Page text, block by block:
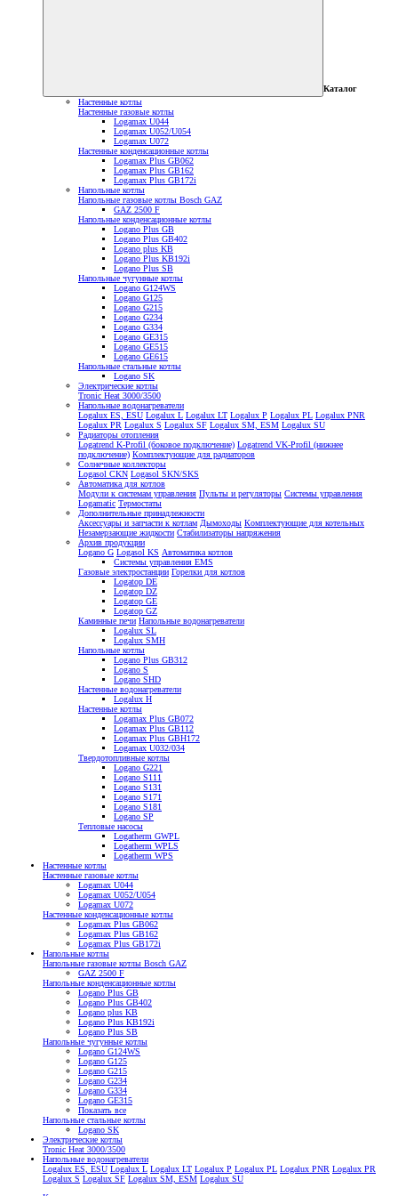
Каталог
Настенные котлы
Настенные газовые котлы
Logamax U044
Logamax U052/U054
Logamax U072
Настенные конденсационные котлы
Logamax Plus GB062
Logamax Plus GB162
Logamax Plus GB172i
Напольные котлы
Напольные газовые котлы Bosch GAZ
GAZ 2500 F
Напольные конденсационные котлы
Logano Plus GB
Logano Plus GB402
Logano plus KB
Logano Plus KB192i
Logano Plus SB
Напольные чугунные котлы
Logano G124WS
Logano G125
Logano G215
Logano G234
Logano G334
Logano GE315
Logano GE515
Logano GE615
Напольные стальные котлы
Logano SK
Электрические котлы
Tronic Heat 3000/3500
Напольные водонагреватели
Logalux ES, ESU Logalux L Logalux LT Logalux P Logalux PL Logalux PNR
Logalux PR Logalux S Logalux SF Logalux SM, ESM Logalux SU
Радиаторы отопления
Logatrend K-Profil (боковое подключение) Logatrend VK-Profil (нижнее
подключение) Комплектующие для радиаторов
Солнечные коллекторы
Logasol CKN Logasol SKN/SKS
Автоматика для котлов
Модули к системам управления Пульты и регуляторы Системы управления
Logamatic Термостаты
Дополнительные принадлежности
Аксессуары и запчасти к котлам Дымоходы Комплектующие для котельных
Незамерзающие жидкости Стабилизаторы напряжения
Архив продукции
Logano G Logasol KS Автоматика котлов
Системы управления EMS
Газовые электростанции Горелки для котлов
Logatop DE
Logatop DZ
Logatop GE
Logatop GZ
Каминные печи Напольные водонагреватели
Logalux SL
Logalux SMH
Напольные котлы
Logano Plus GB312
Logano S
Logano SHD
Настенные водонагреватели
Logalux H
Настенные котлы
Logamax Plus GB072
Logamax Plus GB112
Logamax Plus GBH172
Logamax U032/034
Твердотопливные котлы
Logano G221
Logano S111
Logano S131
Logano S171
Logano S181
Logano SP
Тепловые насосы
Logatherm GWPL
Logatherm WPLS
Logatherm WPS
Настенные котлы
Настенные газовые котлы
Logamax U044
Logamax U052/U054
Logamax U072
Настенные конденсационные котлы
Logamax Plus GB062
Logamax Plus GB162
Logamax Plus GB172i
Напольные котлы
Напольные газовые котлы Bosch GAZ
GAZ 2500 F
Напольные конденсационные котлы
Logano Plus GB
Logano Plus GB402
Logano plus KB
Logano Plus KB192i
Logano Plus SB
Напольные чугунные котлы
Logano G124WS
Logano G125
Logano G215
Logano G234
Logano G334
Logano GE315
Показать все
Напольные стальные котлы
Logano SK
Электрические котлы
Tronic Heat 3000/3500
Напольные водонагреватели
Logalux ES, ESU Logalux L Logalux LT Logalux P Logalux PL Logalux PNR Logalux PR
Logalux S Logalux SF Logalux SM, ESM Logalux SU